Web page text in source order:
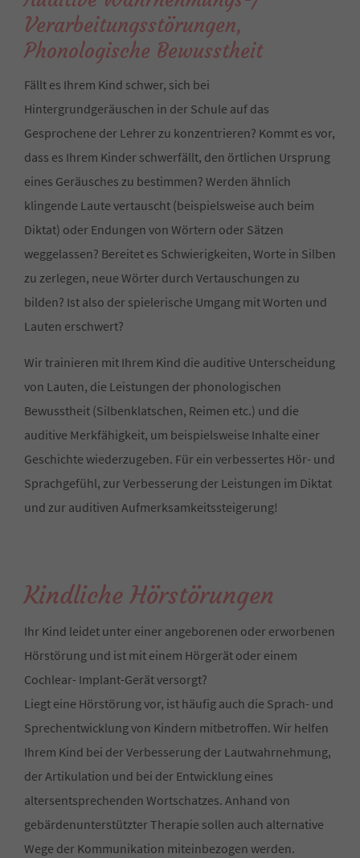
Verarbeitungsstörungen,
Phonologische Bewusstheit
Fällt es Ihrem Kind schwer, sich bei
Hintergrundgeräuschen in der Schule auf das
Gesprochene der Lehrer zu konzentrieren? Kommt es vor,
dass es Ihrem Kinder schwerfällt, den örtlichen Ursprung
eines Geräusches zu bestimmen? Werden ähnlich
klingende Laute vertauscht (beispielsweise auch beim
Diktat) oder Endungen von Wörtern oder Sätzen
weggelassen? Bereitet es Schwierigkeiten, Worte in Silben
zu zerlegen, neue Wörter durch Vertauschungen zu
bilden? Ist also der spielerische Umgang mit Worten und
Lauten erschwert?
Wir trainieren mit Ihrem Kind die auditive Unterscheidung
von Lauten, die Leistungen der phonologischen
Bewusstheit (Silbenklatschen, Reimen etc.) und die
auditive Merkfähigkeit, um beispielsweise Inhalte einer
Geschichte wiederzugeben. Für ein verbessertes Hör- und
Sprachgefühl, zur Verbesserung der Leistungen im Diktat
und zur auditiven Aufmerksamkeitssteigerung!
Kindliche Hörstörungen
Ihr Kind leidet unter einer angeborenen oder erworbenen
Hörstörung und ist mit einem Hörgerät oder einem
Cochlear- Implant-Gerät versorgt?
Liegt eine Hörstörung vor, ist häufig auch die Sprach- und
Sprechentwicklung von Kindern mitbetroffen. Wir helfen
Ihrem Kind bei der Verbesserung der Lautwahrnehmung,
der Artikulation und bei der Entwicklung eines
altersentsprechenden Wortschatzes. Anhand von
gebärdenunterstützter Therapie sollen auch alternative
Wege der Kommunikation miteinbezogen werden.